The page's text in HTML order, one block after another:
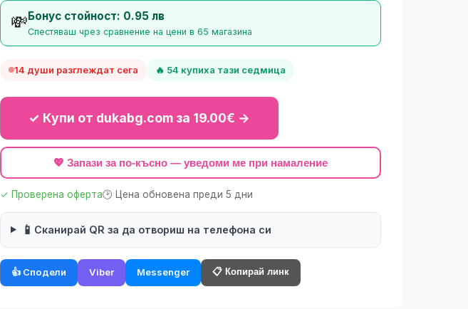
💸Бонус стойност: 0.95 лв
Спестяваш чрез сравнение на цени в 65 магазина
14 души разглеждат сега 🔥 54 купиха тази седмица
✓ Купи от dukabg.com за 19.00€ →
💖 Запази за по-късно — уведоми ме при намаление
✓ Проверена оферта🕑 Цена обновена преди 5 дни
📱 Сканирай QR за да отвориш на телефона си
👍 Сподели Viber Messenger 📋 Копирай линк